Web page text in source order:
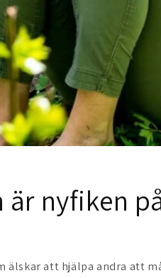
är nyfiken
älskar att hjälpa andra att